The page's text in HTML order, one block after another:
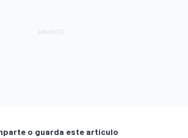
o guarda este artículo